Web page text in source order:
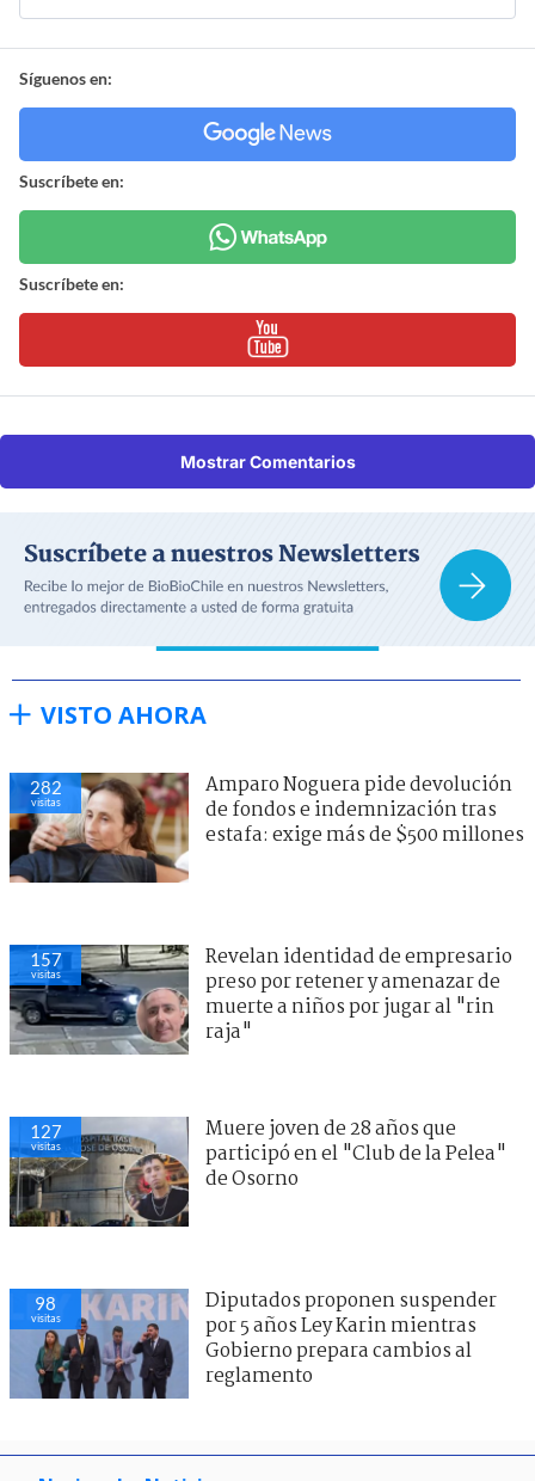
Síguenos en:
Suscríbete en:
Suscríbete en:
Mostrar Comentarios
VISTO AHORA
282
visitas
Amparo Noguera pide devolución
de fondos e indemnización tras
estafa: exige más de $500 millones
157
visitas
Revelan identidad de empresario
preso por retener y amenazar de
muerte a niños por jugar al "rin
raja"
127
visitas
Muere joven de 28 años que
participó en el "Club de la Pelea"
de Osorno
98
visitas
Diputados proponen suspender
por 5 años Ley Karin mientras
Gobierno prepara cambios al
reglamento